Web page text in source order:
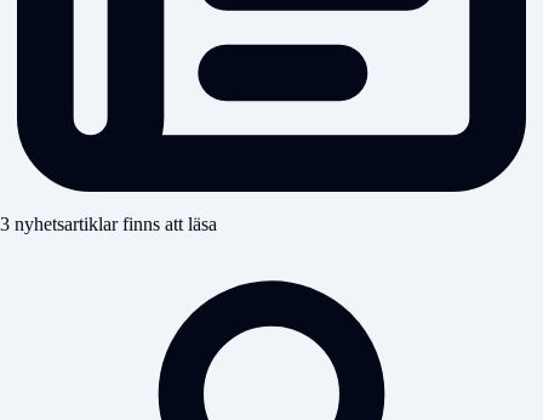
3 nyhetsartiklar finns att läsa